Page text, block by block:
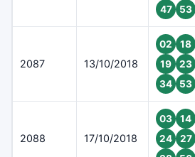
47
53
2087 13/10/2018
02
18
19
23
34
53
2088 17/10/2018
03
14
24
27